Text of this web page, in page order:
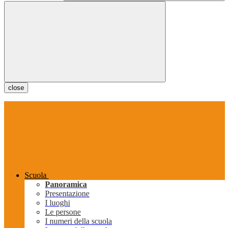
close
Scuola
Panoramica
Presentazione
I luoghi
Le persone
I numeri della scuola